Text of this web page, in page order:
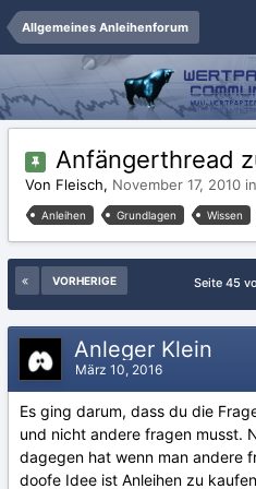
Allgemeines Anleihenforum
Anfängerthread
Von Fleisch, November 17, 2010 in
Anleihen Grundlagen Wissen
VORHERIGE Seite 45
Anleger Klein
März 10, 2016
Es ging darum, dass du die
und nicht andere fragen musst.
dagegen hat wenn man andere
doofe Idee ist Anleihen zu